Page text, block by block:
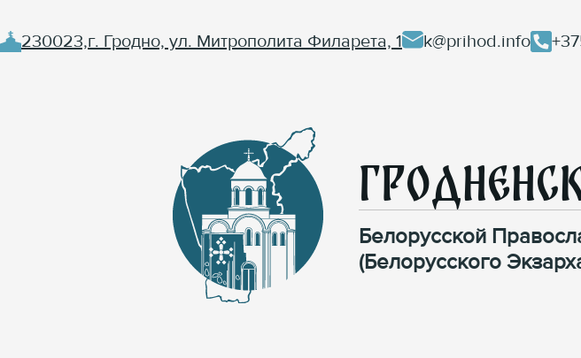
230023,г. Гродно, ул. Митрополита Филарета, 1 k@prihod.info
Белорусской
(Белорусского